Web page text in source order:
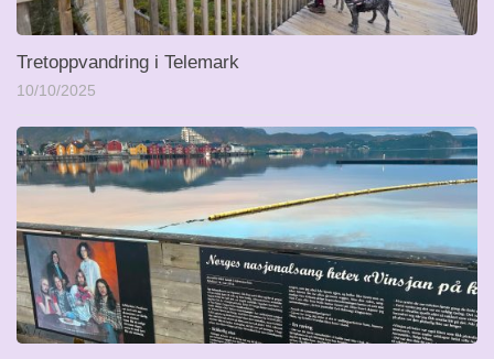
Tretoppvandring i Telemark
10/10/2025